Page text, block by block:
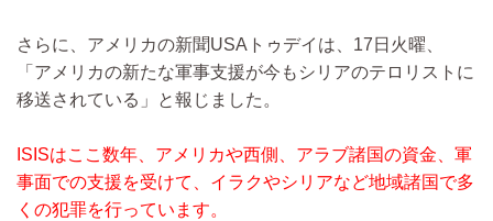
さらに、アメリカの新聞USAトゥデイは、17日火曜、
「アメリカの新たな軍事支援が今もシリアのテロリストに
移送されている」と報じました。
ISISはここ数年、アメリカや西側、アラブ諸国の資金、軍
事面での支援を受けて、イラクやシリアなど地域諸国で多
くの犯罪を行っています。